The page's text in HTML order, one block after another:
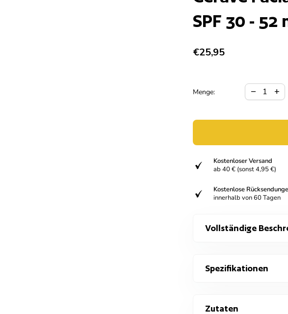
SPF 30 -
Regulärer Preis
€25,95
Menge: remove add
verifiziert
Kostenloser Versand
ab 40 € (sonst 4,95 €)
verifiziert
Kostenlose
innerhalb von 60 Tagen
Vollständige
Spezifikationen
Zutaten